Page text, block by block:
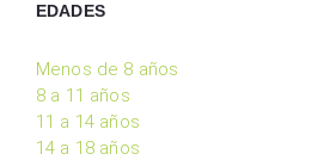
EDADES
Menos de 8 años
8 a 11 años
11 a 14 años
14 a 18 años